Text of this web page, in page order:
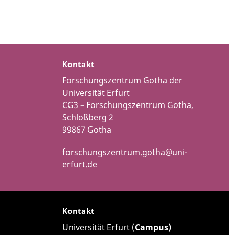
Kontakt
Forschungszentrum Gotha der
Universität Erfurt
CG3 – Forschungszentrum Gotha,
Schloßberg 2
99867 Gotha
forschungszentrum.gotha@uni-
erfurt.de
Kontakt
Universität Erfurt (Campus)